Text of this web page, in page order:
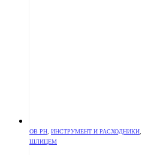
OB PH, ИНСТРУМЕНТ И РАСХОДНИКИ,
ШЛИЦЕМ